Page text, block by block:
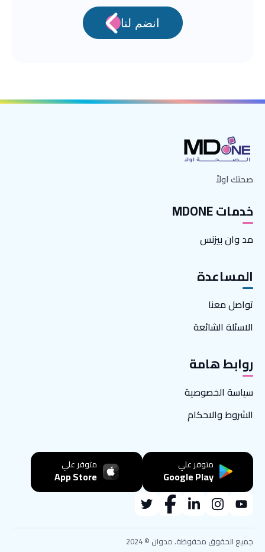
انضم لنا
صحتك اولاً
خدمات MDONE
مد وان بيزنس
المساعدة
تواصل معنا
الاسئلة الشائعة
روابط هامة
سياسة الخصوصية
الشروط والاحكام
متوفر علي
Google Play
متوفر علي
App Store
جميع الحقوق محفوظة. مدوان © 2024